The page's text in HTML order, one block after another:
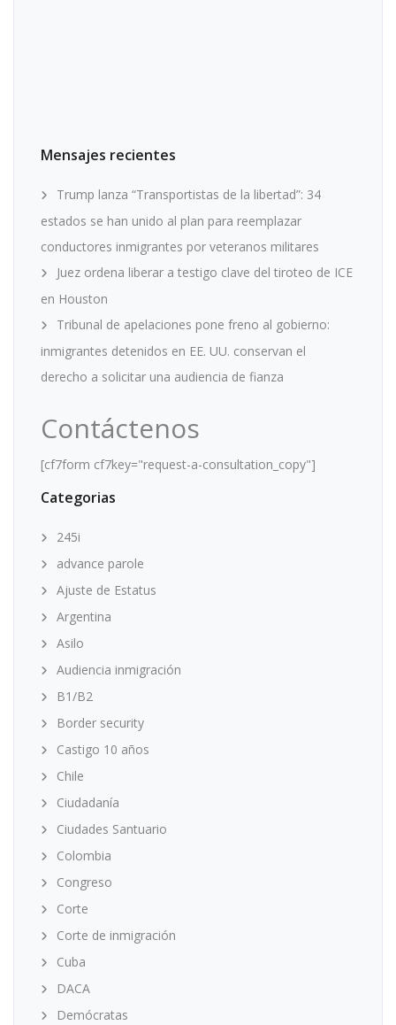
Mensajes recientes
Trump lanza “Transportistas de la libertad”: 34
estados se han unido al plan para reemplazar
conductores inmigrantes por veteranos militares
Juez ordena liberar a testigo clave del tiroteo de ICE
en Houston
Tribunal de apelaciones pone freno al gobierno:
inmigrantes detenidos en EE. UU. conservan el
derecho a solicitar una audiencia de fianza
Contáctenos
[cf7form cf7key="request-a-consultation_copy"]
Categorias
245i
advance parole
Ajuste de Estatus
Argentina
Asilo
Audiencia inmigración
B1/B2
Border security
Castigo 10 años
Chile
Ciudadanía
Ciudades Santuario
Colombia
Congreso
Corte
Corte de inmigración
Cuba
DACA
Demócratas